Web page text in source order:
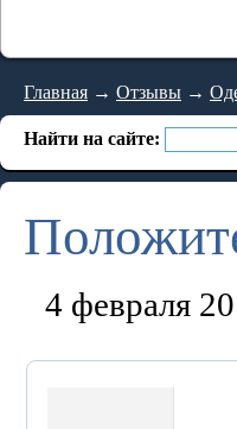
Главная → Отзывы →
Найти на сайте:
4 февраля